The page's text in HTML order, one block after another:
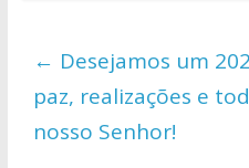
A
p
p
o
o
k
Li
n
← Desejamos um
paz, realizações e
nosso Senhor!